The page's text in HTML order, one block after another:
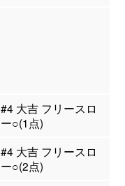
#4 大吉 フリースロ
ー○(1点)
#4 大吉 フリースロ
ー○(2点)